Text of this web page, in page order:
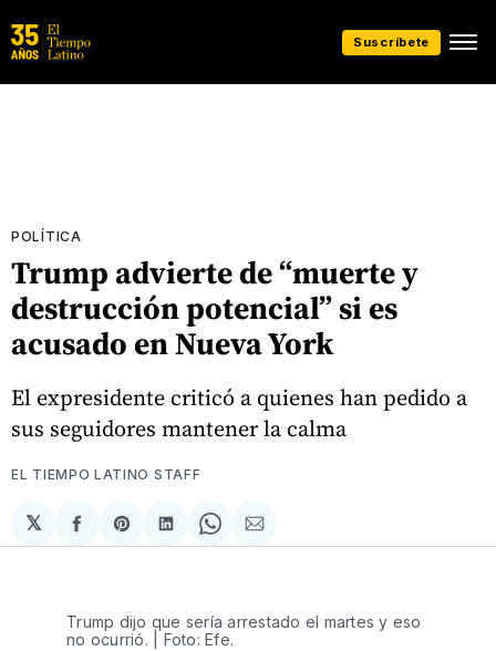
Suscríbete
POLÍTICA
Trump advierte de “muerte y
destrucción potencial” si es
acusado en Nueva York
El expresidente criticó a quienes han pedido a
sus seguidores mantener la calma
EL TIEMPO LATINO STAFF
𝕏
Compartir
en
Share
on
Compartir
en
Share
on
Compartir
via
Trump dijo que sería arrestado el martes y eso
no ocurrió. | Foto: Efe.